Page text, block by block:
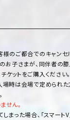
のご都合でのキャンセ
子さまが、同伴者の膝
ットをご購入ください。
時は会場で定められた
せん。
まった場合、「スマート